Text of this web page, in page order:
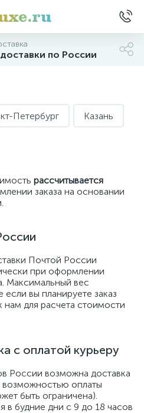
по России
Петербург Казань
рассчитывается
заказа на основании
Почтой России
при оформлении
Максимальный вес
вы планируете заказ
нам для расчета стоимости
с оплатой курьеру
России возможна доставка
оплаты
быть ограничена).
в будние дни с 9 до 18 часов